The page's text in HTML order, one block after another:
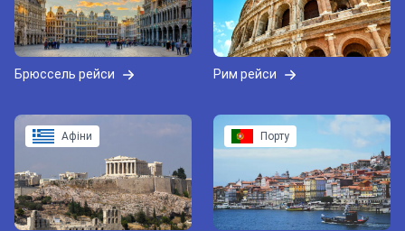
Брюссель рейси Рим рейси
Афіни Порту